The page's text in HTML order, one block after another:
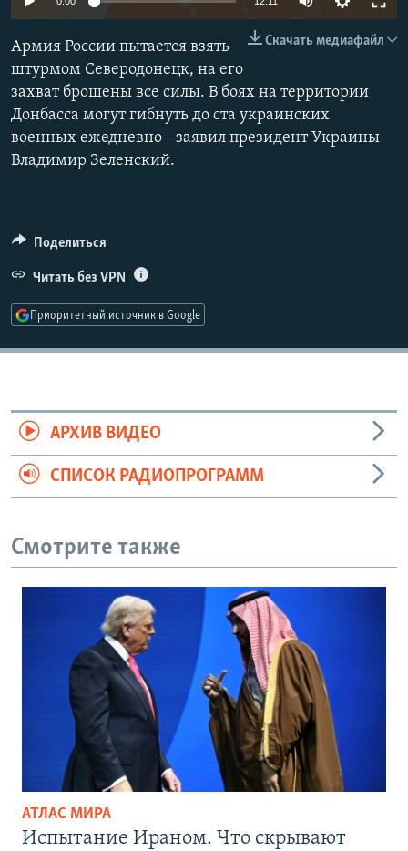
РАСПИСАНИЕ ВЕЩАНИЯ
ПОДПИШИТЕСЬ НА РАССЫЛКУ
СОЦИАЛЬНЫЕ СЕТИ 240p 480p
1080p
480p
Скачать медиафайл
Армия России пытается взять
штурмом Северодонецк, на его
захват брошены все силы. В боях на территории
Донбасса могут гибнуть до ста украинских
военных ежедневно - заявил президент Украины
Владимир Зеленский.
Поделиться
Читать без VPN
Приоритетный источник в Google
АРХИВ ВИДЕО
СПИСОК РАДИОПРОГРАММ
Смотрите также
АТЛАС МИРА
Испытание Ираном. Что скрывают